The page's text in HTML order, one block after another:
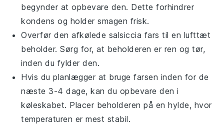
begynder at opbevare den. Dette forhindrer
kondens og holder smagen frisk.
Overfør den afkølede salsiccia fars til en lufttæt
beholder. Sørg for, at beholderen er ren og tør,
inden du fylder den.
Hvis du planlægger at bruge farsen inden for de
næste 3-4 dage, kan du opbevare den i
køleskabet. Placer beholderen på en hylde, hvor
temperaturen er mest stabil.